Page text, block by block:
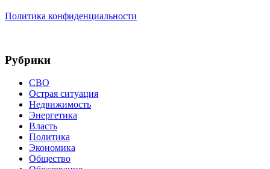
Политика конфиденциальности
Рубрики
СВО
Острая ситуация
Недвижимость
Энергетика
Власть
Политика
Экономика
Общество